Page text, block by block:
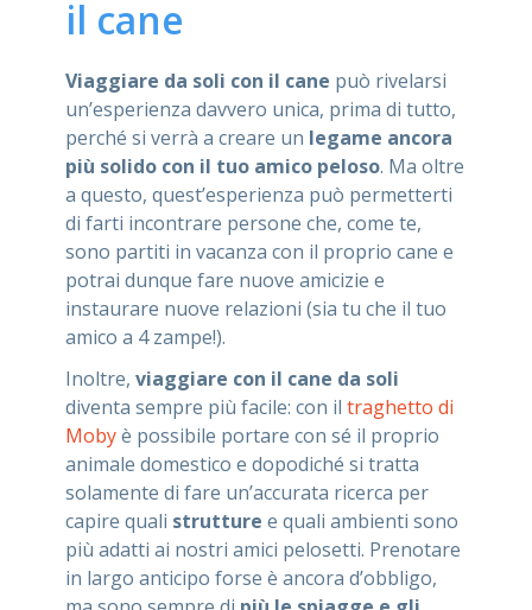
il cane
Viaggiare da soli con il cane può rivelarsi
un’esperienza davvero unica, prima di tutto,
perché si verrà a creare un legame ancora
più solido con il tuo amico peloso. Ma oltre
a questo, quest’esperienza può permetterti
di farti incontrare persone che, come te,
sono partiti in vacanza con il proprio cane e
potrai dunque fare nuove amicizie e
instaurare nuove relazioni (sia tu che il tuo
amico a 4 zampe!).
Inoltre, viaggiare con il cane da soli
diventa sempre più facile: con il traghetto di
Mobyè possibile portare con sé il proprio
animale domestico e dopodiché si tratta
solamente di fare un’accurata ricerca per
capire quali strutture e quali ambienti sono
più adatti ai nostri amici pelosetti. Prenotare
in largo anticipo forse è ancora d’obbligo,